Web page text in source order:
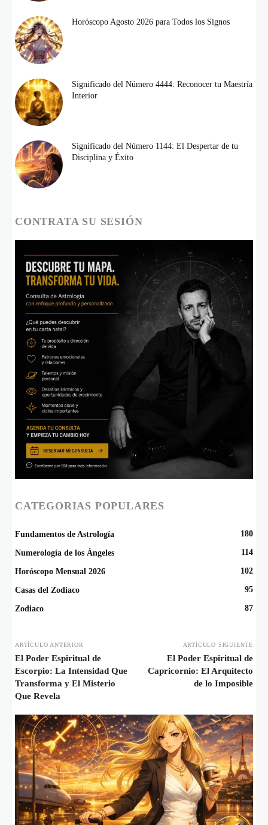
Horóscopo Agosto 2026 para Todos los Signos
Significado del Número 4444: Reconocer tu Maestría
Interior
Significado del Número 1144: El Despertar de tu
Disciplina y Éxito
CONTRATA SU SESIÓN
CATEGORIAS POPULARES
Fundamentos de Astrología 180
Numerología de los Ángeles 114
Horóscopo Mensual 2026 102
Casas del Zodiaco 95
Zodiaco 87
ARTÍCULO ANTERIOR
El Poder Espiritual de
Escorpio: La Intensidad Que
Transforma y El Misterio
Que Revela
ARTÍCULO SIGUIENTE
El Poder Espiritual de
Capricornio: El Arquitecto
de lo Imposible